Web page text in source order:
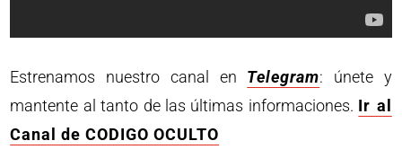
Estrenamos nuestro canal en Telegram: únete y
mantente al tanto de las últimas informaciones. Ir al
Canal de CODIGO OCULTO